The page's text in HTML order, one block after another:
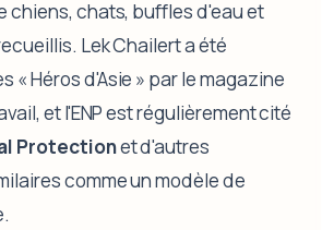
chiens, chats, buffles d'eau et
Lek Chailert a été
« Héros d'Asie » par le magazine
et l'ENP est régulièrement cité
Protectionet d'autres
comme un modèle de